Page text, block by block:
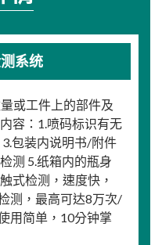
系统
或工件上的部件及
容：1.喷码标识有无
包装内说明书/附件
测 5.纸箱内的瓶身
式检测，速度快，
测，最高可达8万次/
用简单，10分钟掌